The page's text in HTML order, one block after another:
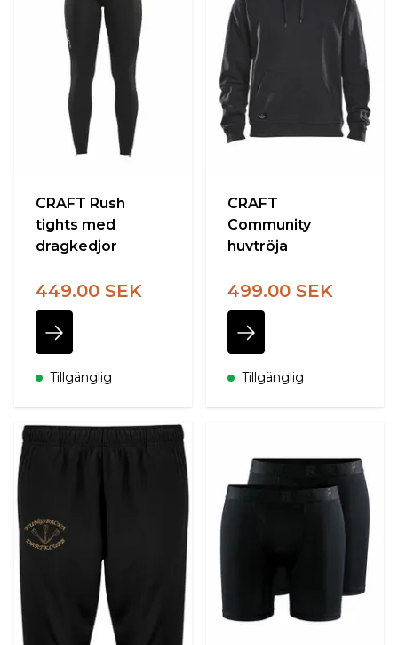
CRAFT Rush
tights med
dragkedjor
449.00 SEK
Tillgänglig
CRAFT
Community
huvtröja
499.00 SEK
Tillgänglig